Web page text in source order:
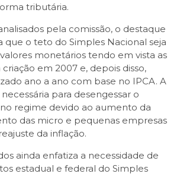
tributária.
pela comissão, o destaque
que o teto do Simples Nacional seja
monetários tendo em vista as
em 2007 e, depois disso,
ano a ano com base no IPCA. A
para desengessar o
regime devido ao aumento da
das micro e pequenas empresas
da inflação.
ainda enfatiza a necessidade de
estadual e federal do Simples